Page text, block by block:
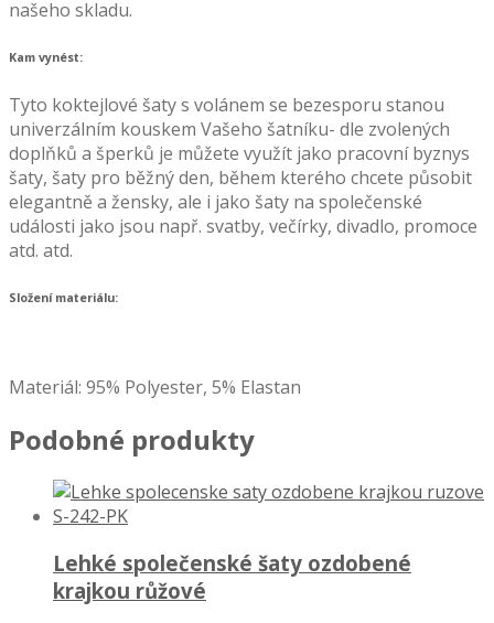
našeho skladu.
Kam vynést:
Tyto koktejlové šaty s volánem se bezesporu stanou
univerzálním kouskem Vašeho šatníku- dle zvolených
doplňků a šperků je můžete využít jako pracovní byznys
šaty, šaty pro běžný den, během kterého chcete působit
elegantně a žensky, ale i jako šaty na společenské
události jako jsou např. svatby, večírky, divadlo, promoce
atd. atd.
Složení materiálu:
Materiál: 95% Polyester, 5% Elastan
Podobné produkty
Lehké společenské šaty ozdobené
krajkou růžové